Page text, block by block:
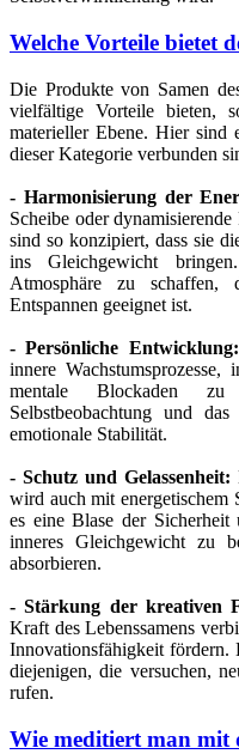
Welche Vorteile bietet
Die Produkte von Samen
vielfältige Vorteile bieten,
materieller Ebene. Hier sind
dieser Kategorie verbunden
- Harmonisierung der
Scheibe oder
sind so konzipiert, dass sie
ins Gleichgewicht
Atmosphäre zu
Entspannen geeignet ist.
- Persönliche Entwicklung:
innere
mentale Blockaden
Selbstbeobachtung und
emotionale Stabilität.
- Schutz und Gelassenheit:
wird auch mit energetischem
es eine Blase der
inneres Gleichgewicht zu
absorbieren.
- Stärkung der kreativen
Kraft des Lebenssamens
Innovationsfähigkeit fördern.
diejenigen, die versuchen,
rufen.
Wie meditiert man mit